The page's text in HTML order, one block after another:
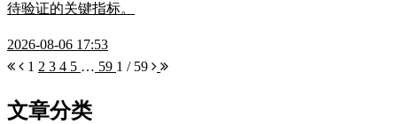
待验证的关键指标。
2026-08-06 17:53
1 2 3 4 5 … 59 1 / 59
文章分类